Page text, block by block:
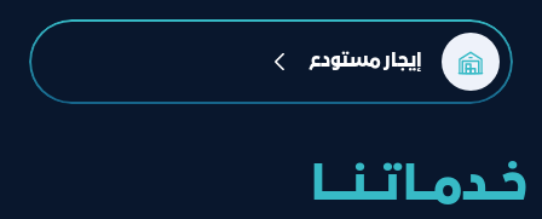
إيجار مستودع
خــدمــاتــنــــا